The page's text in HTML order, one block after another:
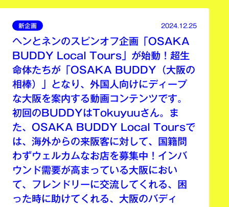
新企画 2024.12.25
ヘンとネンのスピンオフ企画「OSAKA
BUDDY Local Tours」が始動！超生
命体たちが「OSAKA BUDDY（大阪の
相棒）」となり、外国人向けにディープ
な大阪を案内する動画コンテンツです。
初回のBUDDYはTokuyuuさん。ま
た、OSAKA BUDDY Local Toursで
は、海外からの来阪客に対して、国籍問
わずウェルカムなお店を募集中！インバ
ウンド需要が高まっている大阪におい
て、フレンドリーに交流してくれる、困
った時に助けてくれる、大阪のバディ